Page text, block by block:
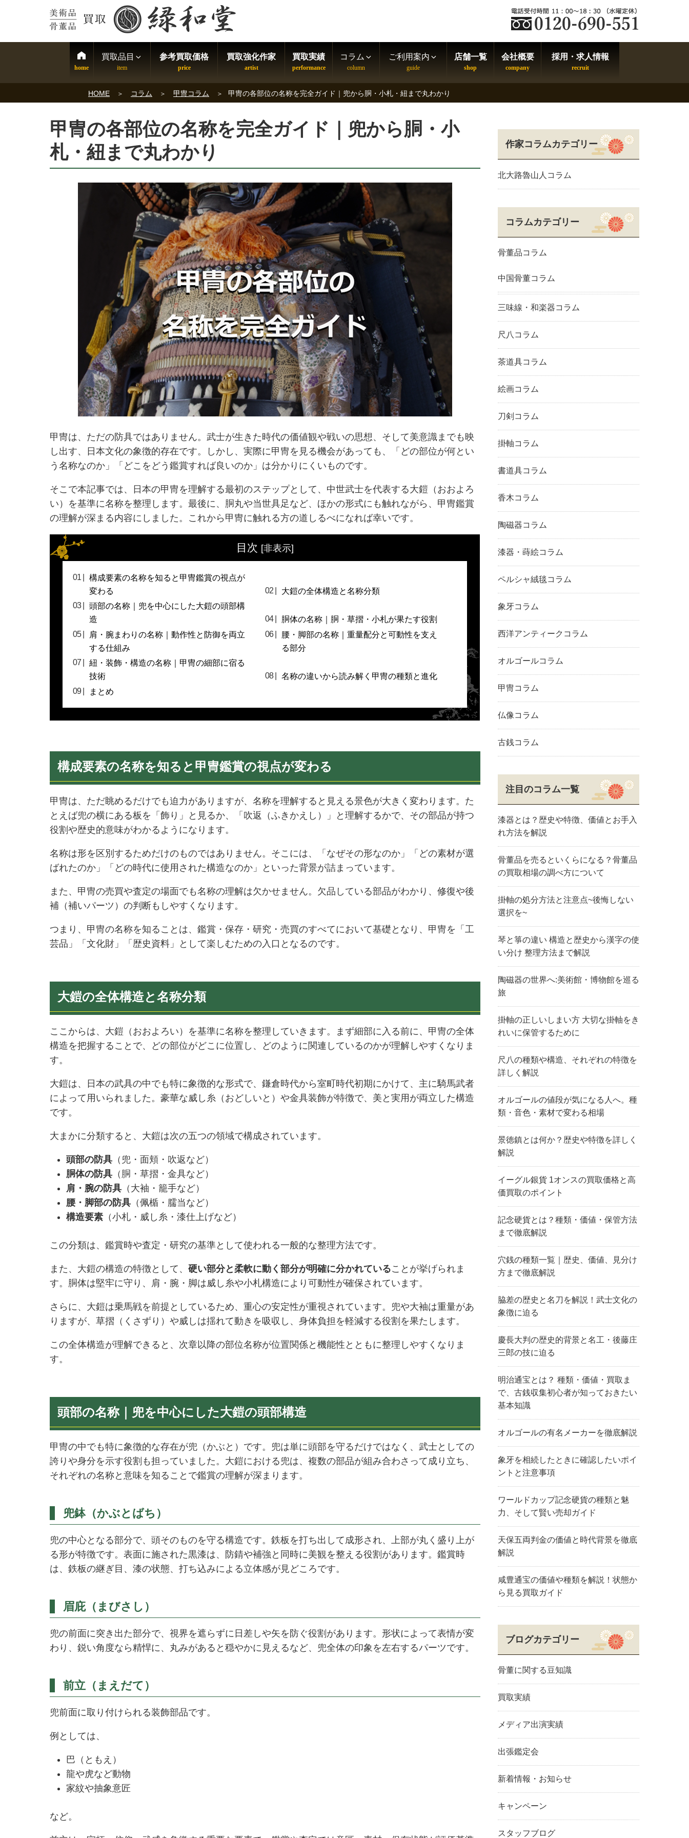
買取品目 参考買取価格 買取強化作家 買取実績 コラム ご利用案内 店舗一覧 会社概要 採用・求人情報
HOME コラム 甲冑コラム 甲冑の各部位の名称を完全ガイド｜兜から胴・小札・紐まで丸わかり
甲冑の各部位の名称を完全ガイド｜兜から胴・小
札・紐まで丸わかり
甲冑は、ただの防具ではありません。武士が生きた時代の価値観や戦いの思想、そして美意識までも映
し出す、日本文化の象徴的存在です。しかし、実際に甲冑を見る機会があっても、「どの部位が何とい
う名称なのか」「どこをどう鑑賞すれば良いのか」は分かりにくいものです。
そこで本記事では、日本の甲冑を理解する最初のステップとして、中世武士を代表する大鎧（おおよろ
い）を基準に名称を整理します。最後に、胴丸や当世具足など、ほかの形式にも触れながら、甲冑鑑賞
の理解が深まる内容にしました。これから甲冑に触れる方の道しるべになれば幸いです。
目次 [非表示]
構成要素の名称を知ると甲冑鑑賞の視点が
変わる
大鎧の全体構造と名称分類
頭部の名称｜兜を中心にした大鎧の頭部構
造
胴体の名称｜胴・草摺・小札が果たす役割
肩・腕まわりの名称｜動作性と防御を両立
する仕組み
腰・脚部の名称｜重量配分と可動性を支え
る部分
紐・装飾・構造の名称｜甲冑の細部に宿る
技術
名称の違いから読み解く甲冑の種類と進化
まとめ
構成要素の名称を知ると甲冑鑑賞の視点が変わる
甲冑は、ただ眺めるだけでも迫力がありますが、名称を理解すると見える景色が大きく変わります。た
とえば兜の横にある板を「飾り」と見るか、「吹返（ふきかえし）」と理解するかで、その部品が持つ
役割や歴史的意味がわかるようになります。
名称は形を区別するためだけのものではありません。そこには、「なぜその形なのか」「どの素材が選
ばれたのか」「どの時代に使用された構造なのか」といった背景が詰まっています。
また、甲冑の売買や査定の場面でも名称の理解は欠かせません。欠品している部品がわかり、修復や後
補（補いパーツ）の判断もしやすくなります。
つまり、甲冑の名称を知ることは、鑑賞・保存・研究・売買のすべてにおいて基礎となり、甲冑を「工
芸品」「文化財」「歴史資料」として楽しむための入口となるのです。
大鎧の全体構造と名称分類
ここからは、大鎧（おおよろい）を基準に名称を整理していきます。まず細部に入る前に、甲冑の全体
構造を把握することで、どの部位がどこに位置し、どのように関連しているのかが理解しやすくなりま
す。
大鎧は、日本の武具の中でも特に象徴的な形式で、鎌倉時代から室町時代初期にかけて、主に騎馬武者
によって用いられました。豪華な威し糸（おどしいと）や金具装飾が特徴で、美と実用が両立した構造
です。
大まかに分類すると、大鎧は次の五つの領域で構成されています。
頭部の防具 （兜・面頬・吹返など）
胴体の防具 （胴・草摺・金具など）
肩・腕の防具 （大袖・籠手など）
腰・脚部の防具 （佩楯・臑当など）
構造要素 （小札・威し糸・漆仕上げなど）
この分類は、鑑賞時や査定・研究の基準として使われる一般的な整理方法です。
また、大鎧の構造の特徴として、 硬い部分と柔軟に動く部分が明確に分かれていることが挙げられま
す。胴体は堅牢に守り、肩・腕・脚は威し糸や小札構造により可動性が確保されています。
さらに、大鎧は乗馬戦を前提としているため、重心の安定性が重視されています。兜や大袖は重量があ
りますが、草摺（くさずり）や威しは揺れて動きを吸収し、身体負担を軽減する役割を果たします。
この全体構造が理解できると、次章以降の部位名称が位置関係と機能性とともに整理しやすくなりま
す。
頭部の名称｜兜を中心にした大鎧の頭部構造
甲冑の中でも特に象徴的な存在が兜（かぶと）です。兜は単に頭部を守るだけではなく、武士としての
誇りや身分を示す役割も担っていました。大鎧における兜は、複数の部品が組み合わさって成り立ち、
それぞれの名称と意味を知ることで鑑賞の理解が深まります。
兜鉢（かぶとばち）
兜の中心となる部分で、頭そのものを守る構造です。鉄板を打ち出して成形され、上部が丸く盛り上が
る形が特徴です。表面に施された黒漆は、防錆や補強と同時に美観を整える役割があります。鑑賞時
は、鉄板の継ぎ目、漆の状態、打ち込みによる立体感が見どころです。
眉庇（まびさし）
兜の前面に突き出た部分で、視界を遮らずに日差しや矢を防ぐ役割があります。形状によって表情が変
わり、鋭い角度なら精悍に、丸みがあると穏やかに見えるなど、兜全体の印象を左右するパーツです。
前立（まえだて）
兜前面に取り付けられる装飾部品です。
例としては、
巴（ともえ）
龍や虎など動物
家紋や抽象意匠
など。
作家コラムカテゴリー
北大路魯山人コラム
コラムカテゴリー
骨董品コラム
中国骨董コラム
三味線・和楽器コラム
尺八コラム
茶道具コラム
絵画コラム
刀剣コラム
掛軸コラム
書道具コラム
香木コラム
陶磁器コラム
漆器・蒔絵コラム
ペルシャ絨毯コラム
象牙コラム
西洋アンティークコラム
オルゴールコラム
甲冑コラム
仏像コラム
古銭コラム
注目のコラム一覧
漆器とは？歴史や特徴、価値とお手入
れ方法を解説
骨董品を売るといくらになる？骨董品
の買取相場の調べ方について
掛軸の処分方法と注意点~後悔しない
選択を~
琴と箏の違い 構造と歴史から漢字の使
い分け 整理方法まで解説
陶磁器の世界へ:美術館・博物館を巡る
旅
掛軸の正しいしまい方 大切な掛軸をき
れいに保管するために
尺八の種類や構造、それぞれの特徴を
詳しく解説
オルゴールの値段が気になる人へ。種
類・音色・素材で変わる相場
景徳鎮とは何か？歴史や特徴を詳しく
解説
イーグル銀貨 1オンスの買取価格と高
価買取のポイント
記念硬貨とは？種類・価値・保管方法
まで徹底解説
穴銭の種類一覧｜歴史、価値、見分け
方まで徹底解説
脇差の歴史と名刀を解説！武士文化の
象徴に迫る
慶長大判の歴史的背景と名工・後藤庄
三郎の技に迫る
明治通宝とは？ 種類・価値・買取ま
で、古銭収集初心者が知っておきたい
基本知識
オルゴールの有名メーカーを徹底解説
象牙を相続したときに確認したいポイ
ントと注意事項
ワールドカップ記念硬貨の種類と魅
力、そして賢い売却ガイド
天保五両判金の価値と時代背景を徹底
解説
咸豊通宝の価値や種類を解説！状態か
ら見る買取ガイド
ブログカテゴリー
骨董に関する豆知識
買取実績
メディア出演実績
出張鑑定会
新着情報・お知らせ
キャンペーン
スタッフブログ